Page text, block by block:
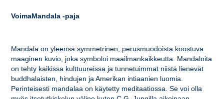
VoimaMandala -paja
Mandala on yleensä symmetrinen, perusmuodoista koostuva
maaginen kuvio, joka symboloi maailmankaikkeutta. Mandaloita
on tehty kaikissa kulttuureissa ja tunnetuimmat niistä lienevät
buddhalaisten, hindujen ja Amerikan intiaanien luomia.
Perinteisesti mandalaa on käytetty meditaatiossa. Se voi olla